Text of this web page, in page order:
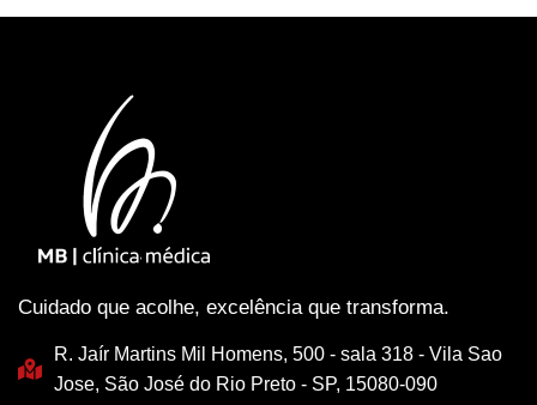
Cuidado que acolhe, excelência que transforma.
R. Jaír Martins Mil Homens, 500 - sala 318 - Vila Sao
Jose, São José do Rio Preto - SP, 15080-090